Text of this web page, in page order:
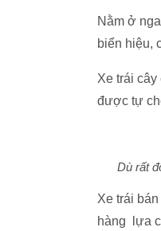
Nằm ở
biển hiệu,
Xe trái
được tự
Dù rất
Xe trái
hàng lựa